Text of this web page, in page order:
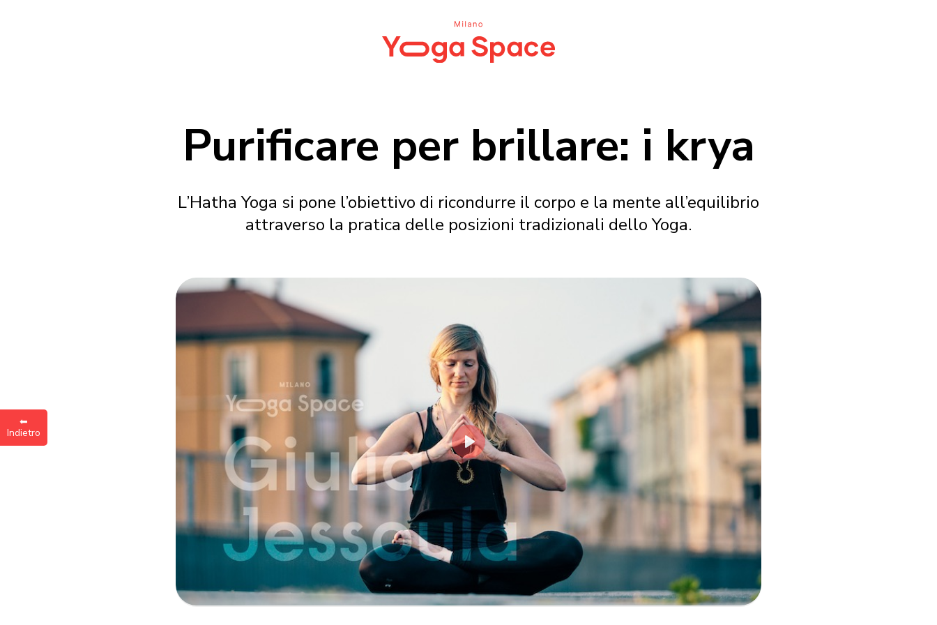
Purificare per brillare: i krya
L’Hatha Yoga si pone l’obiettivo di ricondurre il corpo e la mente all’equilibrio
attraverso la pratica delle posizioni tradizionali dello Yoga.
Play
Login
Inserisci il tuo indirizzo email MindBody (quello che utilizzi per
acquistare e prenotare le lezioni su milanoyogaspace.com)
Accedi
⬅︎
Indietro